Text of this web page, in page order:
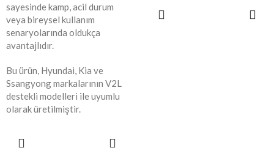
sayesinde kamp, acil durum
veya bireysel kullanım
senaryolarında oldukça
avantajlıdır.
Bu ürün, Hyundai, Kia ve
Ssangyong markalarının V2L
destekli modelleri ile uyumlu
olarak üretilmiştir.